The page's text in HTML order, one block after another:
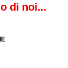
di noi...